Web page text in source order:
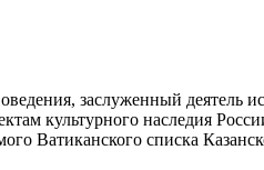
заслуженный деятель
культурного наследия
Ватиканского списка